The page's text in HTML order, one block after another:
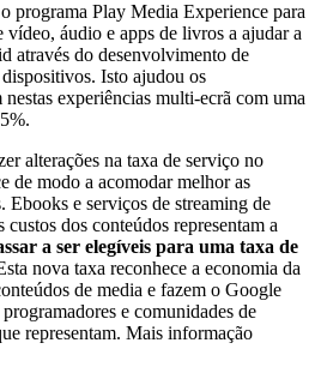
programa Play Media Experience para
vídeo, áudio e apps de livros a ajudar a
através do desenvolvimento de
Isto ajudou os
experiências multi-ecrã com uma
alterações na taxa de serviço no
de modo a acomodar melhor as
Ebooks e serviços de streaming de
dos conteúdos representam a
a ser elegíveis para uma taxa de
nova taxa reconhece a economia da
de media e fazem o Google
e comunidades de
representam. Mais informação